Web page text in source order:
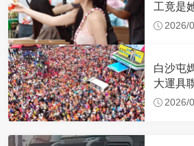
工竟是
禮生 一
2026/
白沙屯
大運具
32.1萬
2026/